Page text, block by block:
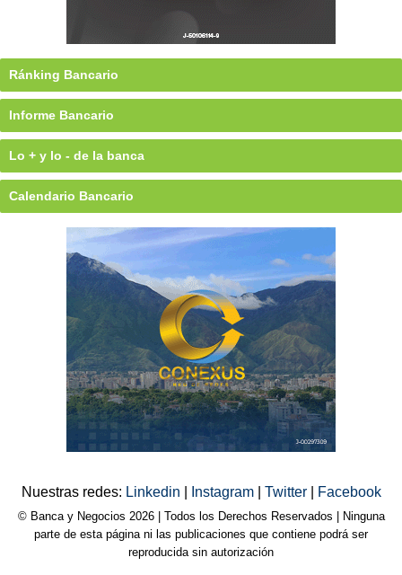
Ránking Bancario
Informe Bancario
Lo + y lo - de la banca
Calendario Bancario
Nuestras redes: Linkedin Instagram Twitter Facebook
© Banca y Negocios 2026 | Todos los Derechos Reservados | Ninguna
parte de esta página ni las publicaciones que contiene podrá ser
reproducida sin autorización